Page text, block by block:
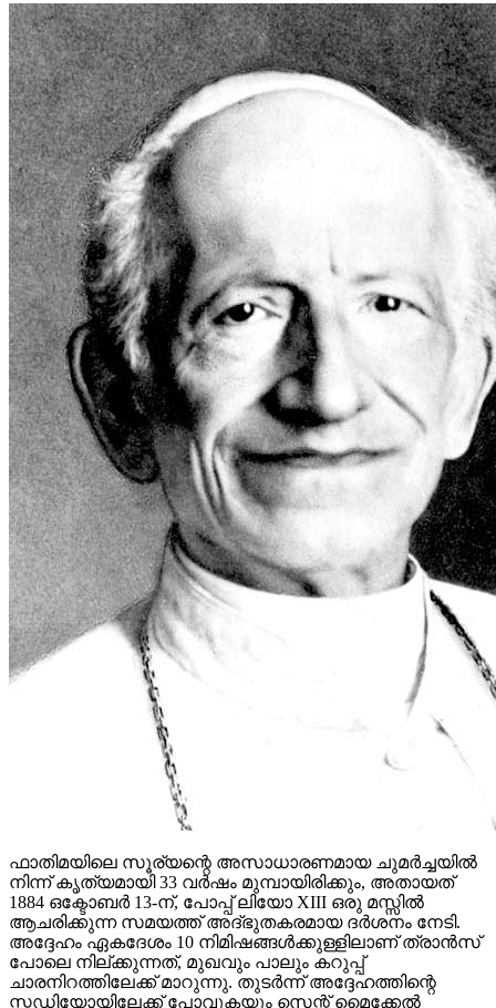
ഫാതിമയിലെ സൂര്യന്റെ അസാധാരണമായ ചുമർച്ചയിൽ
നിന്ന് കൃത്യമായി 33 വർഷം മുമ്പായിരിക്കും, അതായത്
1884 ഒക്ടോബർ 13-ന്, പോപ്പ് ലിയോ XIII ഒരു മസ്സിൽ
ആചരിക്കുന്ന സമയത്ത് അദ്ഭുതകരമായ ദർശനം നേടി.
അദ്ദേഹം ഏകദേശം 10 നിമിഷങ്ങൾക്കുള്ളിലാണ് ത്രാൻസ്
പോലെ നില്ക്കുന്നത്, മുഖവും പാലും കറുപ്പ്
ചാരനിറത്തിലേക്ക് മാറുന്നു. തുടർന്ന് അദ്ദേഹത്തിന്റെ
സ്റ്റഡിയോയിലേക്ക് പോവുകയും സെന്റ് മൈക്കേൽ